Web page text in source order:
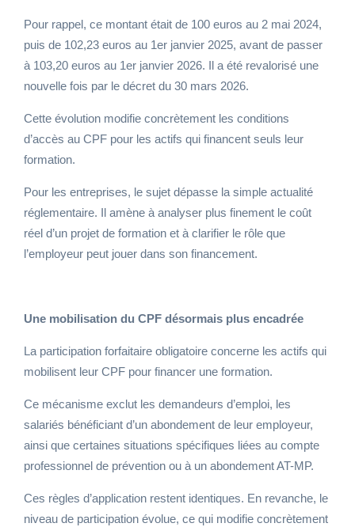
Pour rappel, ce montant était de 100 euros au 2 mai 2024,
puis de 102,23 euros au 1er janvier 2025, avant de passer
à 103,20 euros au 1er janvier 2026. Il a été revalorisé une
nouvelle fois par le décret du 30 mars 2026.
Cette évolution modifie concrètement les conditions
d’accès au CPF pour les actifs qui financent seuls leur
formation.
Pour les entreprises, le sujet dépasse la simple actualité
réglementaire. Il amène à analyser plus finement le coût
réel d’un projet de formation et à clarifier le rôle que
l’employeur peut jouer dans son financement.
Une mobilisation du CPF désormais plus encadrée
La participation forfaitaire obligatoire concerne les actifs qui
mobilisent leur CPF pour financer une formation.
Ce mécanisme exclut les demandeurs d’emploi, les
salariés bénéficiant d’un abondement de leur employeur,
ainsi que certaines situations spécifiques liées au compte
professionnel de prévention ou à un abondement AT-MP.
Ces règles d’application restent identiques. En revanche, le
niveau de participation évolue, ce qui modifie concrètement